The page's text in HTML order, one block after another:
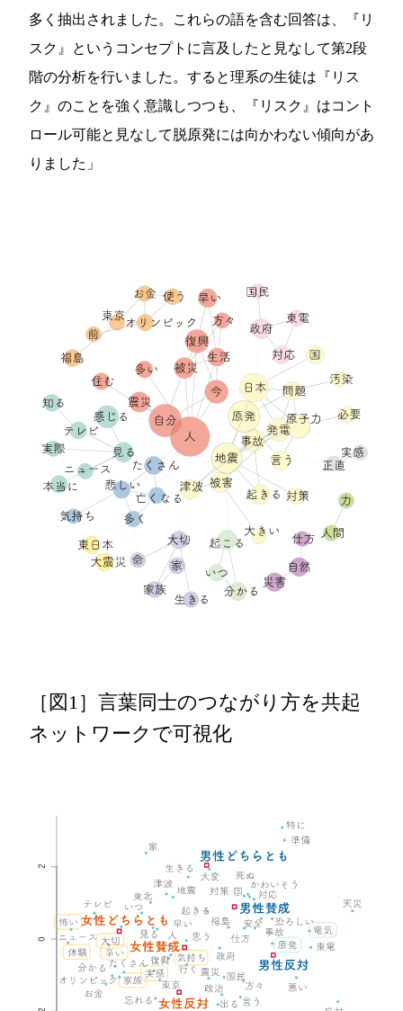
多く抽出されました。これらの語を含む回答は、『リ
スク』というコンセプトに言及したと見なして第2段
階の分析を行いました。すると理系の生徒は『リス
ク』のことを強く意識しつつも、『リスク』はコント
ロール可能と見なして脱原発には向かわない傾向があ
りました」
［図1］言葉同士のつながり方を共起
ネットワークで可視化